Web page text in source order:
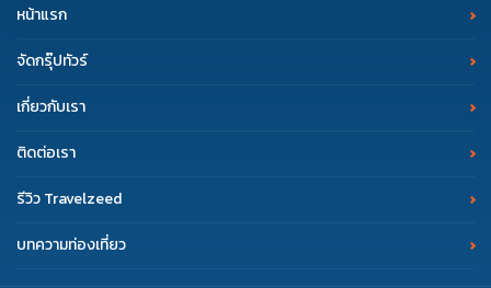
หน้าแรก
จัดกรุ๊ปทัวร์
เกี่ยวกับเรา
ติดต่อเรา
รีวิว Travelzeed
บทความท่องเที่ยว